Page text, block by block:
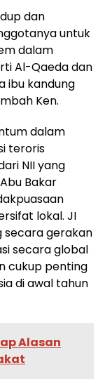
dan
untuk
dalam
Al-Qaeda dan
ibu kandung
Ken.
dalam
teroris
NII yang
Bakar
lokal. JI
secara gerakan
secara global
cukup penting
di awal tahun
Alasan